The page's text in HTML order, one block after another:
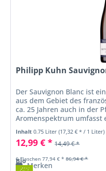
Bio
Philipp Kuhn
Der Sauvignon Blanc ist
aus dem Gebiet des
ca. 25 Jahren auch in der
Aromenspektrum umfasst
grünen und gelben, reifen...
Inhalt0.75 Liter(17,32 € * / 1 Liter)
12,99 € * 14,49 € *
6 Flaschen 77,94 € * 86,94 € *
Merken